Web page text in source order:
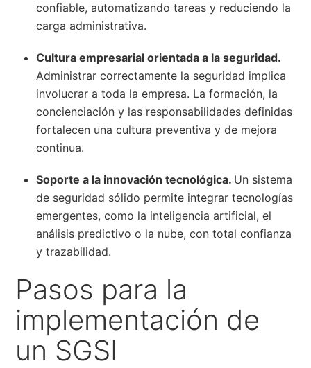
confiable, automatizando tareas y reduciendo la
carga administrativa.
Cultura empresarial orientada a la seguridad.
Administrar correctamente la seguridad implica
involucrar a toda la empresa. La formación, la
concienciación y las responsabilidades definidas
fortalecen una cultura preventiva y de mejora
continua.
Soporte a la innovación tecnológica. Un sistema
de seguridad sólido permite integrar tecnologías
emergentes, como la inteligencia artificial, el
análisis predictivo o la nube, con total confianza
y trazabilidad.
Pasos para la
implementación de
un SGSI